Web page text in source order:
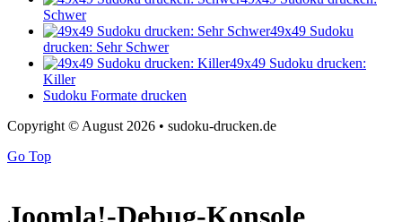
Schwer
49x49 Sudoku
drucken: Sehr Schwer
49x49 Sudoku drucken:
Killer
Sudoku Formate drucken
Copyright © August 2026 • sudoku-drucken.de
Go Top